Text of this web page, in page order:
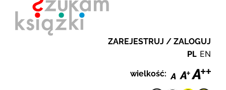
ZAREJESTRUJ / ZALOGUJ
PL EN
wielkość: